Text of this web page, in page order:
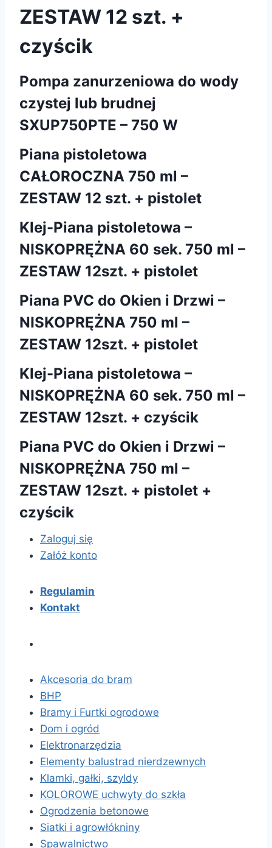
ZESTAW 12 szt. +
czyścik
Pompa zanurzeniowa do wody
czystej lub brudnej
SXUP750PTE – 750 W
Piana pistoletowa
CAŁOROCZNA 750 ml –
ZESTAW 12 szt. + pistolet
Klej-Piana pistoletowa –
NISKOPRĘŻNA 60 sek. 750 ml –
ZESTAW 12szt. + pistolet
Piana PVC do Okien i Drzwi –
NISKOPRĘŻNA 750 ml –
ZESTAW 12szt. + pistolet
Klej-Piana pistoletowa –
NISKOPRĘŻNA 60 sek. 750 ml –
ZESTAW 12szt. + czyścik
Piana PVC do Okien i Drzwi –
NISKOPRĘŻNA 750 ml –
ZESTAW 12szt. + pistolet +
czyścik
Zaloguj się
Załóż konto
Regulamin
Kontakt
Akcesoria do bram
BHP
Bramy i Furtki ogrodowe
Dom i ogród
Elektronarzędzia
Elementy balustrad nierdzewnych
Klamki, gałki, szyldy
KOLOROWE uchwyty do szkła
Ogrodzenia betonowe
Siatki i agrowłókniny
Spawalnictwo